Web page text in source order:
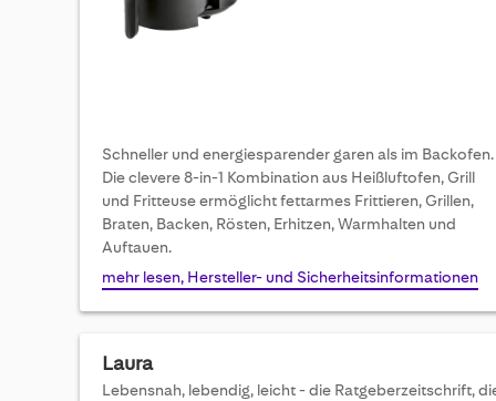
Schneller und energiesparender garen als im Backofen.
Die clevere 8-in-1 Kombination aus Heißluftofen, Grill
und Fritteuse ermöglicht fettarmes Frittieren, Grillen,
Braten, Backen, Rösten, Erhitzen, Warmhalten und
Auftauen.
mehr lesen, Hersteller- und Sicherheitsinformationen
Laura
Lebensnah, lebendig, leicht - die Ratgeberzeitschrift,